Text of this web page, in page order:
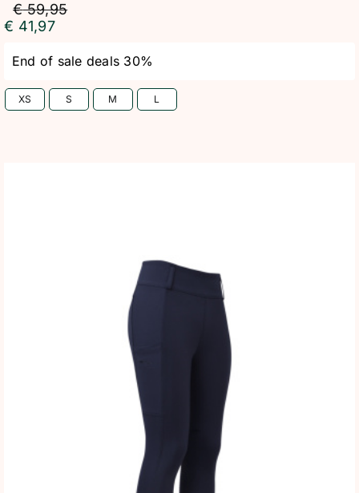
€59,95
€ 41,97
End of sale deals 30%
XS S M L